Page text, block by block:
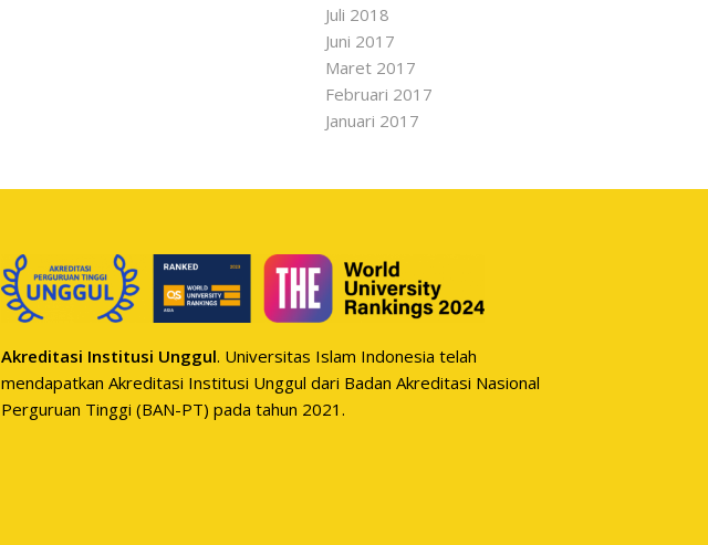
Juli 2018
Juni 2017
Maret 2017
Februari 2017
Januari 2017
Akreditasi Institusi Unggul. Universitas Islam Indonesia telah
mendapatkan Akreditasi Institusi Unggul dari Badan Akreditasi Nasional
Perguruan Tinggi (BAN-PT) pada tahun 2021.